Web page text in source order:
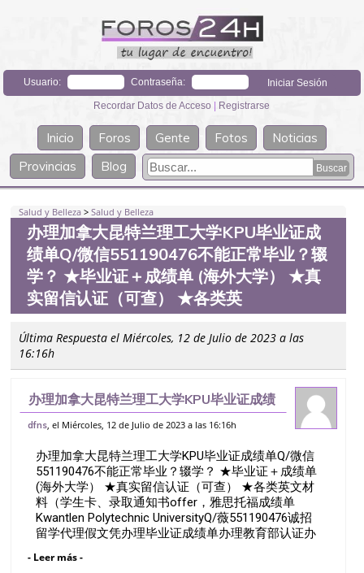
Usuario: Contraseña:
Recordar Datos de Acceso | Registrarse
Inicio Foros Gente Fotos
Noticias
Provincias
Blog
Salud y Belleza >Salud y Belleza
办理加拿大昆特兰理工大学KPU毕业证成
绩单Q/微信551190476不能正常毕业？辍
学？ ★毕业证＋成绩单 (海外大学） ★真
实留信认证（可查） ★各类英
Última Respuesta el Miércoles, 12 de Julio de 2023 a las
16:16h
办理加拿大昆特兰理工大学KPU毕业证成绩
单Q/微信551190476不能正常毕业？辍
留信认证（可查） ★各类英
dfns , el Miércoles, 12 de Julio de 2023 a las 16:16h
办理加拿大昆特兰理工大学KPU毕业证成绩单Q/微信
551190476不能正常毕业？辍学？ ★毕业证＋成绩单
(海外大学） ★真实留信认证（可查） ★各类英文材
料（学生卡、录取通知书offer，雅思托福成绩单
Kwantlen Polytechnic UniversityQ/薇551190476诚招
留学代理假文凭办理毕业证成绩单办理教育部认证办
留服认证办理学历认证办理学生卡办理录取通知书办
- Leer más -